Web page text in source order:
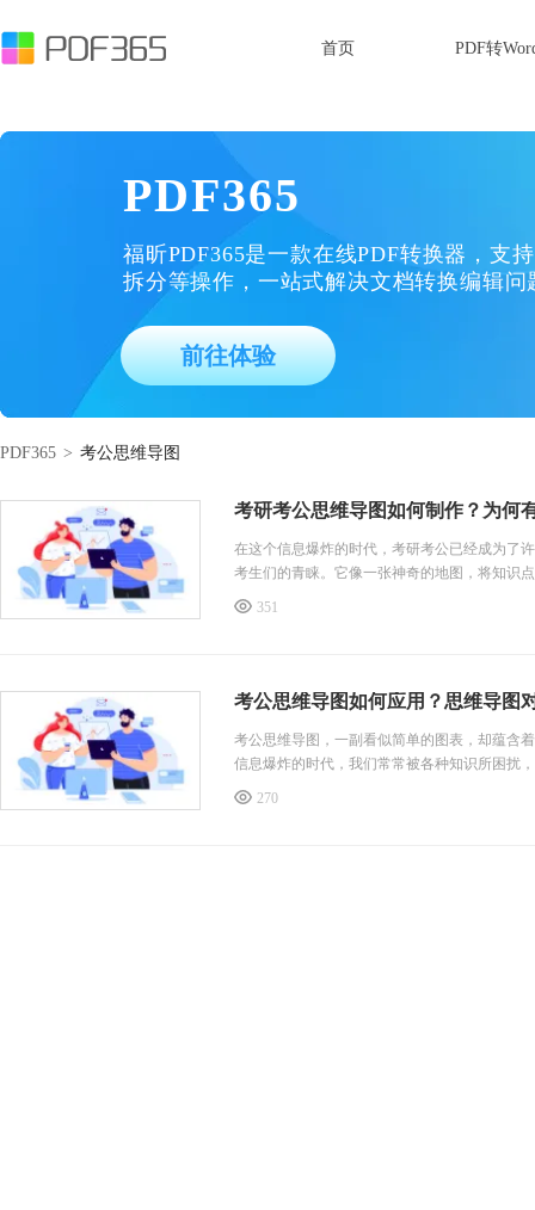
首页 PDF转
PDF365
福昕PDF365是一款在线PDF转换器，支
拆分等操作，一站式解决文档转换编辑问
前往体验
PDF365 > 考公思维导图
考研考公思维导图如何制作？为何
在这个信息爆炸的时代，考研考公已经成为了
考生们的青睐。它像一张神奇的地图，将知识
维导图都能助你一臂之力，让你事半功倍。因
351
考公思维导图如何应用？思维导图
考公思维导图，一副看似简单的图表，却蕴含
信息爆炸的时代，我们常常被各种知识所困扰
问题的本质，找到解决问题的最佳路径。它将
270